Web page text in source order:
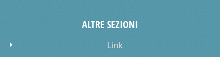
ALTRE SEZIONI
Link